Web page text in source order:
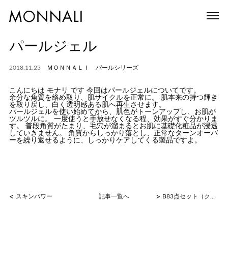
パールジェル
2018.11.23 ＭＯＮＮＡＬＩ パールシリーズ
こんにちは モナリ です 今回はパールジェルについてです。
余分な角質を絡め取り、肌サイクルを正常に。 肌本来の持つ輝き
を取り戻し、白く透明感ある肌へ再生させます。
パールジェルを使い始めてから、肌色がトーンアップし、お肌が
ツルツルに。 一度使うと手放せなくなる程、効果がすぐ分かりま
す。 普段角質がたまり、毛穴が溜まるとお肌に基礎化粧品が浸透
していきません。 角質からしっかり落とし、正常なターンオーバ
ーを繰り返せるように、しっかりケアしてくる製品ですよ。
< スキンパワー 記事一覧へ > B83点セット（クリア・ヒート・チャージ）